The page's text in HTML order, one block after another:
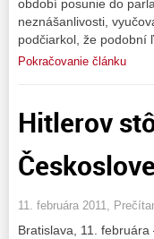
období posunie do
neznášanlivosti,
podčiarkol, že
Pokračovanie článku
Hitlerov
11. februára 2011,
Bratislava, 11.